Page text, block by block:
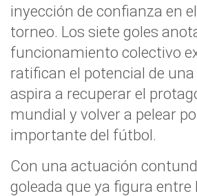
inyección de confianza en
torneo. Los siete goles
funcionamiento colectivo
ratifican el potencial de
aspira a recuperar el
mundial y volver a pelear
importante del fútbol.
Con una actuación
goleada que ya figura entre